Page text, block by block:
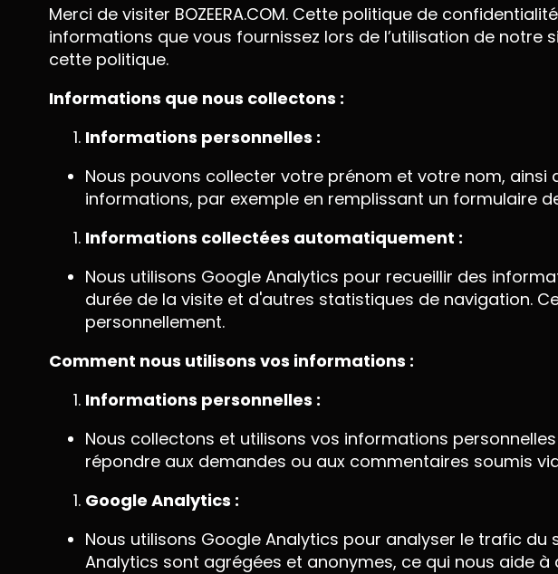
Merci de visiter BOZEERA.COM. Cette politique de
informations que vous fournissez lors de l’utilisation de notre
cette politique.
Informations que nous collectons :
Informations personnelles :
Nous pouvons collecter votre prénom et votre nom,
informations, par exemple en remplissant un formulaire
Informations collectées automatiquement :
Nous utilisons Google Analytics pour recueillir des
durée de la visite et d'autres statistiques de navigation.
personnellement.
Comment nous utilisons vos informations :
Informations personnelles :
Nous collectons et utilisons vos informations
répondre aux demandes ou aux commentaires soumis
Google Analytics :
Nous utilisons Google Analytics pour analyser le trafic
Analytics sont agrégées et anonymes, ce qui nous aide à